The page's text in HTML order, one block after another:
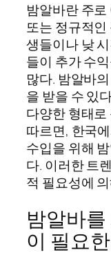
밤알바란 주
또는 정규적
생들이나 낮
들이 추가 수
많다. 밤알바
을 받을 수 있
다양한 형태로
따르면, 한국
수입을 위해
다. 이러한 트
적 필요성에
밤알바
이 필요